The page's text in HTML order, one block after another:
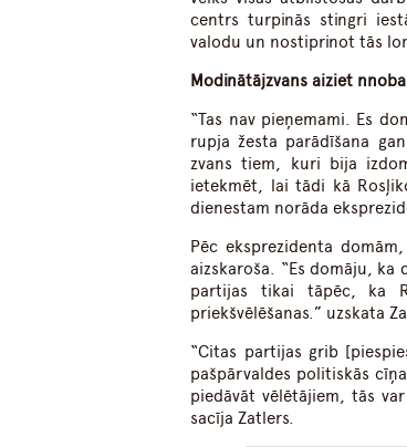
centrs turpinās stingri
valodu un nostiprinot tās
Modinātājzvans aiziet
“Tas nav pieņemami. Es
rupja žesta parādīšana
zvans tiem, kuri bija
ietekmēt, lai tādi kā
dienestam norāda
Pēc eksprezidenta
aizskaroša. “Es domāju,
partijas tikai tāpēc, ka
priekšvēlēšanas.” uzskata
“Citas partijas grib
pašpārvaldes politiskās
piedāvāt vēlētājiem, tās
sacīja Zatlers.